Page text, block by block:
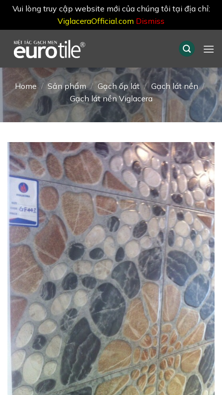
Vui lòng truy cập website mới của chúng tôi tại địa chỉ:
ViglaceraOfficial.com Dismiss
content
Home / Sản phẩm / Gạch ốp lát / Gạch lát nền /
Gạch lát nền Viglacera